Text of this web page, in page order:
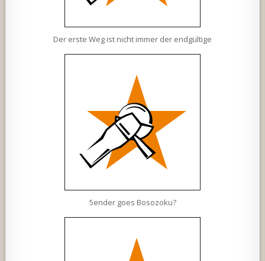
Der erste Weg ist nicht immer der endgültige
5ender goes Bosozoku?